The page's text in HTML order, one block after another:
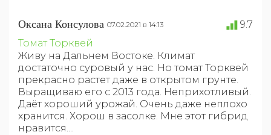
Оксана Консулова 07.02.2021 в 14:13
9.7
Томат Торквей
Живу на Дальнем Востоке. Климат
достаточно суровый у нас. Но томат Торквей
прекрасно растет даже в открытом грунте.
Выращиваю его с 2013 года. Неприхотливый.
Даёт хороший урожай. Очень даже неплохо
хранится. Хорош в засолке. Мне этот гибрид
нравится....